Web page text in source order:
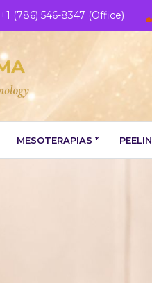
+1 (786) 546-8347 (Office)
MESOTERAPIAS *